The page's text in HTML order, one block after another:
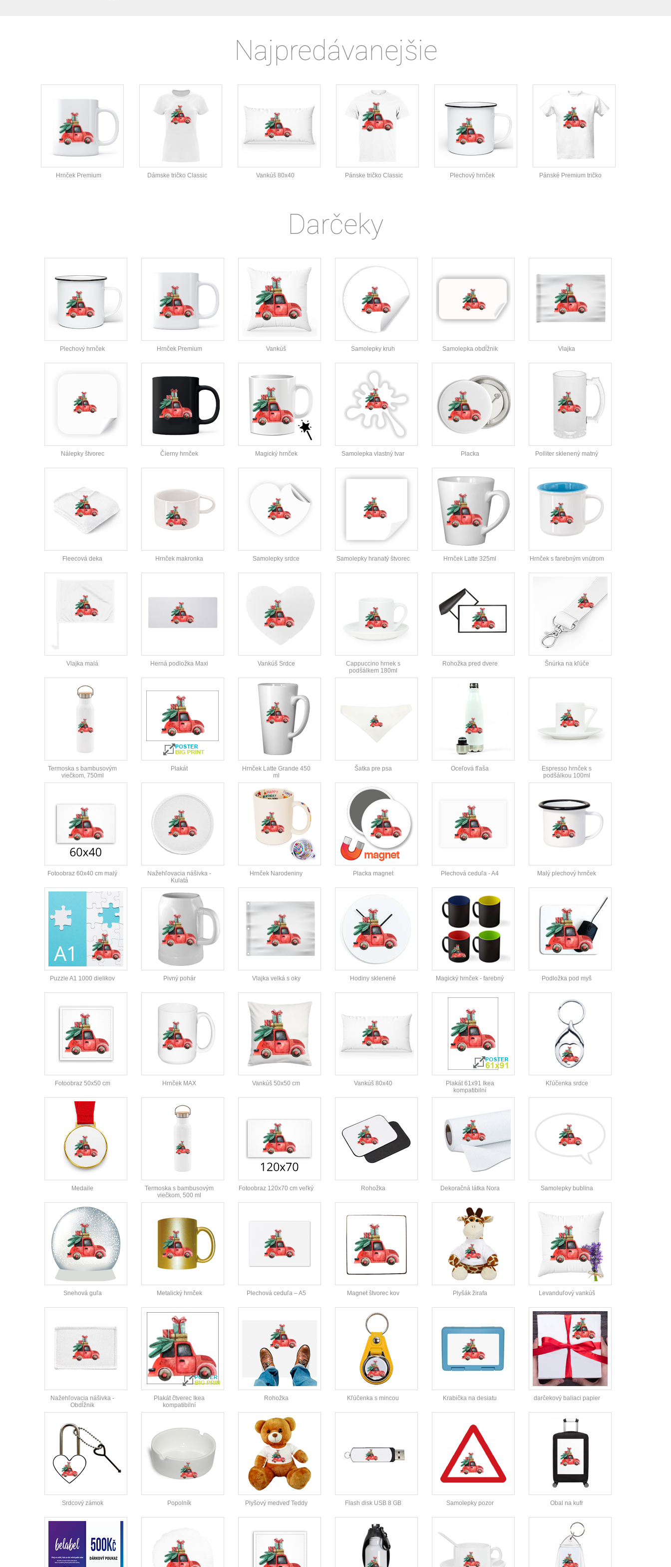
Najpredávanejšie
Hrnček Premium Dámske tričko Classic Vankúš 80x40 Pánske tričko Classic Plechový hrnček Pánské Premium tričko
Darčeky
Plechový hrnček Hrnček Premium Vankúš Samolepky kruh Samolepka obdĺžnik Vlajka
Nálepky štvorec Čierny hrnček Magický hrnček Samolepka vlastný tvar Placka Polliter sklenený matný
Fleecová deka Hrnček makronka Samolepky srdce Samolepky hranatý štvorec Hrnček Latte 325ml Hrnček s farebným vnútrom
Vlajka malá Herná podložka Maxi Vankúš Srdce
Cappuccino hrnek s
podšálkem 180ml
Rohožka pred dvere Šnúrka na kľúče
Termoska s bambusovým
viečkom, 750ml
Plakát
Hrnček Latte Grande 450
ml
Šatka pre psa Oceľová fľaša
Espresso hrnček s
podšálkou 100ml
Fotoobraz 60x40 cm malý
Nažehľovacia nášivka -
Kulatá
Hrnček Narodeniny Placka magnet Plechová ceduľa - A4 Malý plechový hrnček
Puzzle A1 1000 dielikov Pivný pohár Vlajka velká s oky Hodiny sklenené Magický hrnček - farebný Podložka pod myš
Fotoobraz 50x50 cm Hrnček MAX Vankúš 50x50 cm Vankúš 80x40
Plakát 61x91 Ikea
kompatibilní
Kľúčenka srdce
Medaile
Termoska s bambusovým
viečkom, 500 ml
Fotoobraz 120x70 cm veľký Rohožka Dekoračná látka Nora Samolepky bublina
Snehová guľa Metalický hrnček Plechová ceduľa – A5 Magnet štvorec kov Plyšák žirafa Levanduľový vankúš
Nažehľovacia nášivka -
Obdĺžnik
Plakát čtverec Ikea
kompatibilní
Rohožka Kľúčenka s mincou Krabička na desiatu darčekový baliaci papier
Srdcový zámok Popolník Plyšový medveď Teddy Flash disk USB 8 GB Samolepky pozor Obal na kufr